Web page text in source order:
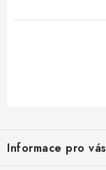
pInformace pro vás